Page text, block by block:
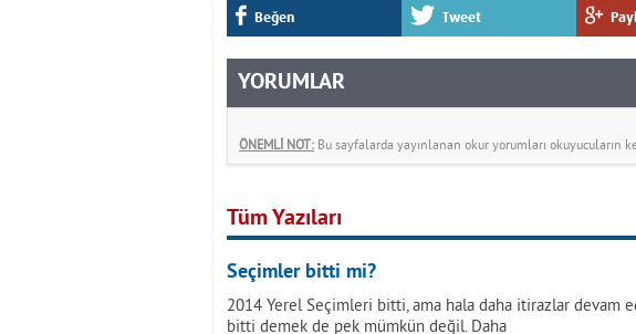
Beğen Tweet
YORUMLAR
ÖNEMLİ NOT: Bu sayfalarda yayınlanan okur yorumları okuyucuların
Tüm Yazıları
Seçimler bitti mi?
2014 Yerel Seçimleri bitti, ama hala daha itirazlar devam
bitti demek de pek mümkün değil. Daha